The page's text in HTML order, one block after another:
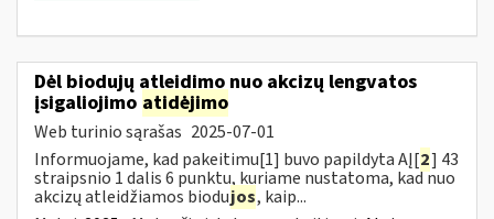
Dėl biodujų atleidimo nuo akcizų lengvatos
įsigaliojimo atidėjimo
Web turinio sąrašas 2025-07-01
Informuojame, kad pakeitimu[1] buvo papildyta AĮ[2] 43
straipsnio 1 dalis 6 punktu, kuriame nustatoma, kad nuo
akcizų atleidžiamos biodujos, kaip...